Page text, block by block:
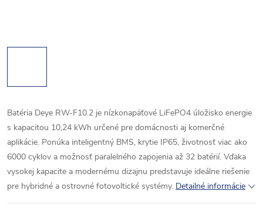
Batéria Deye RW-F10.2 je nízkonapäťové LiFePO4 úložisko energie
s kapacitou 10,24 kWh určené pre domácnosti aj komerčné
aplikácie. Ponúka inteligentný BMS, krytie IP65, životnosť viac ako
6000 cyklov a možnosť paralelného zapojenia až 32 batérií. Vďaka
vysokej kapacite a modernému dizajnu predstavuje ideálne riešenie
pre hybridné a ostrovné fotovoltické systémy. Detailné informácie